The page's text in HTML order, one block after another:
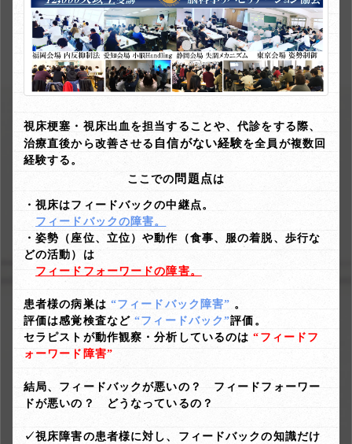
視床梗塞・視床出血を担当することや、代診をする際、
治療直後から改善させる 自信がない経験を全員が複数回
経験する。
ここでの 問題点は
・視床はフィードバックの中継点。
フィードバックの障害。
・姿勢（座位、立位）や動作（食事、服の着脱、歩行な
どの活動）は
フィードフォーワードの障害。
患者様の病巣は “フィードバック障害” 。
評価は感覚検査など“フィードバック”評価。
セラピストが動作観察・分析しているのは“フィードフ
ォーワード障害”
結局、フィードバックが悪いの？ フィードフォーワー
ドが悪いの？ どうなっているの？
✓視床障害の患者様に対し、フィードバックの知識だけ